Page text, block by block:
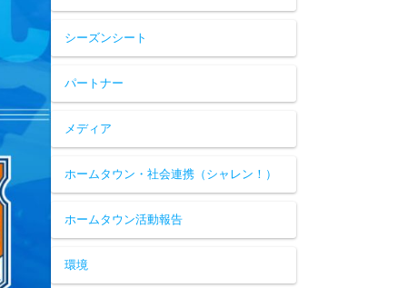
シーズンシート
パートナー
メディア
ホームタウン・社会連携（シャレン！）
ホームタウン活動報告
環境